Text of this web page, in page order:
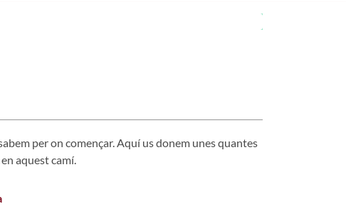
per on començar. Aquí us donem unes quantes
aquest camí.